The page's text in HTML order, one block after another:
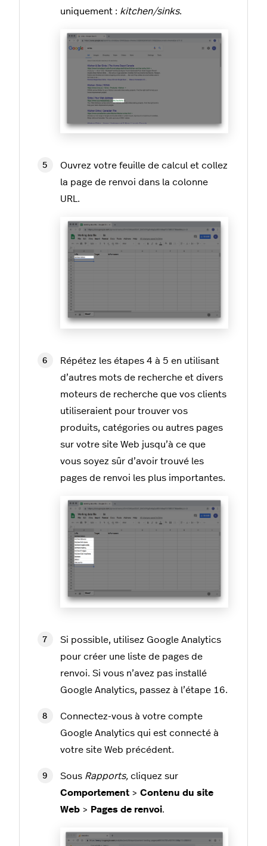
uniquement : kitchen/sinks.
Ouvrez votre feuille de calcul et collez
la page de renvoi dans la colonne
URL.
Répétez les étapes 4 à 5 en utilisant
d’autres mots de recherche et divers
moteurs de recherche que vos clients
utiliseraient pour trouver vos
produits, catégories ou autres pages
sur votre site Web jusqu’à ce que
vous soyez sûr d’avoir trouvé les
pages de renvoi les plus importantes.
Si possible, utilisez Google Analytics
pour créer une liste de pages de
renvoi. Si vous n’avez pas installé
Google Analytics, passez à l’étape 16.
Connectez-vous à votre compte
Google Analytics qui est connecté à
votre site Web précédent.
Sous Rapports, cliquez sur
Comportement > Contenu du site
Web > Pages de renvoi.